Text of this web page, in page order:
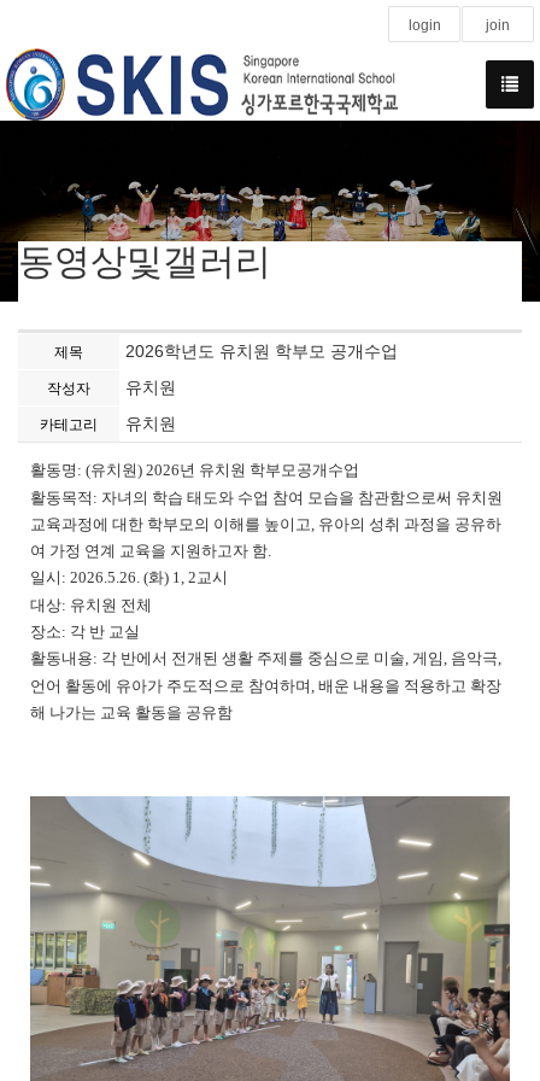
login join
동영상및갤러리
제목 2026학년도 유치원 학부모 공개수업
작성자 유치원
카테고리 유치원
활동명: (유치원) 2026년 유치원 학부모공개수업
활동목적: 자녀의 학습 태도와 수업 참여 모습을 참관함으로써 유치원
교육과정에 대한 학부모의 이해를 높이고, 유아의 성취 과정을 공유하
여 가정 연계 교육을 지원하고자 함.
일시: 2026.5.26. (화) 1, 2교시
대상: 유치원 전체
장소: 각 반 교실
활동내용: 각 반에서 전개된 생활 주제를 중심으로 미술, 게임, 음악극,
언어 활동에 유아가 주도적으로 참여하며, 배운 내용을 적용하고 확장
해 나가는 교육 활동을 공유함